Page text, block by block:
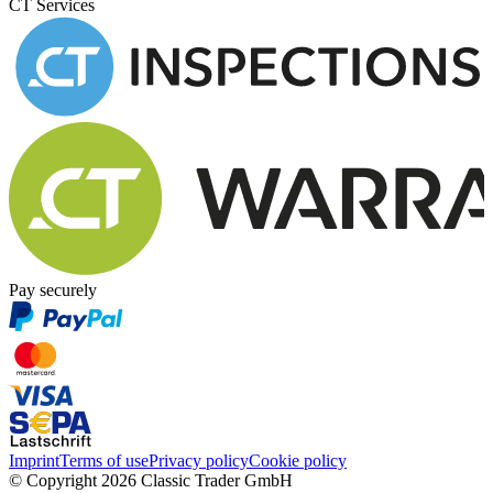
CT Services
Pay securely
ImprintTerms of usePrivacy policyCookie policy
© Copyright 2026 Classic Trader GmbH